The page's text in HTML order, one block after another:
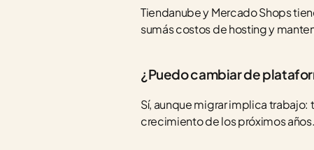
Tiendanube y Mercado Shops
sumás costos de hosting y
¿Puedo cambiar de
Sí, aunque migrar implica
crecimiento de los próximos años.